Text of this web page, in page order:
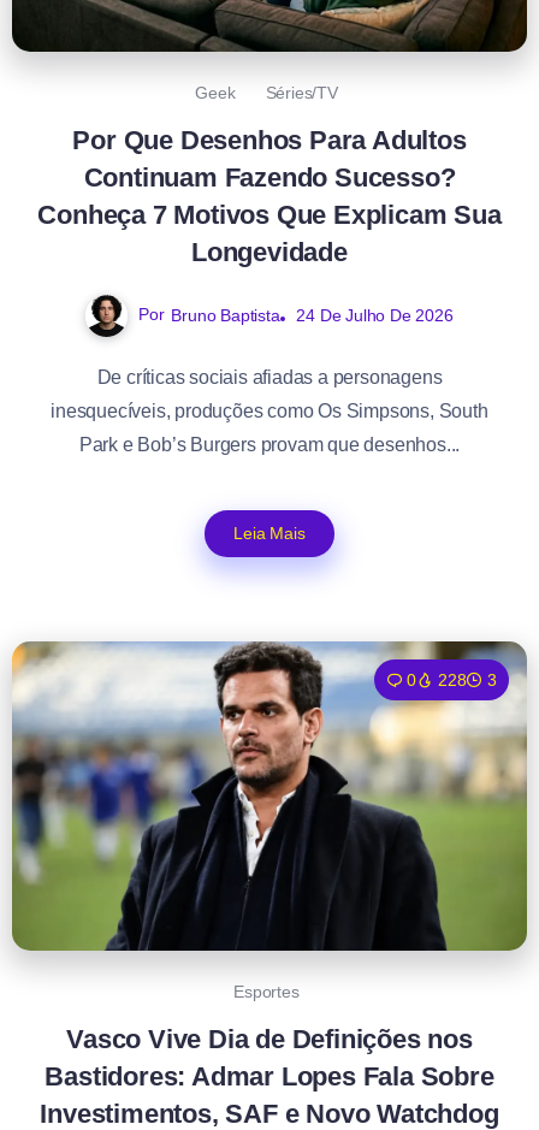
Geek Séries/TV
Por Que Desenhos Para Adultos
Continuam Fazendo Sucesso?
Conheça 7 Motivos Que Explicam Sua
Longevidade
Por Bruno Baptista 24 De Julho De 2026
De críticas sociais afiadas a personagens
inesquecíveis, produções como Os Simpsons, South
Park e Bob’s Burgers provam que desenhos...
Leia Mais
0 228 3
Esportes
Vasco Vive Dia de Definições nos
Bastidores: Admar Lopes Fala Sobre
Investimentos, SAF e Novo Watchdog